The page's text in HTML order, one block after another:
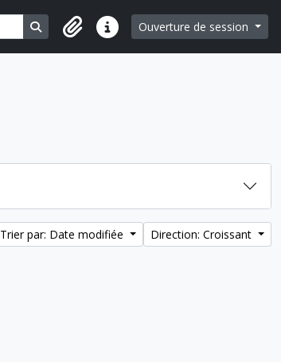
Search in browse page
Liens rapidesOuverture de session
Trier par: Date modifiée Direction: Croissant